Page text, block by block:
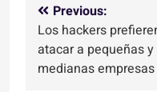
Navegación
de
entradas
Previous:
Los hackers
atacar a pequeñas y
medianas empresas